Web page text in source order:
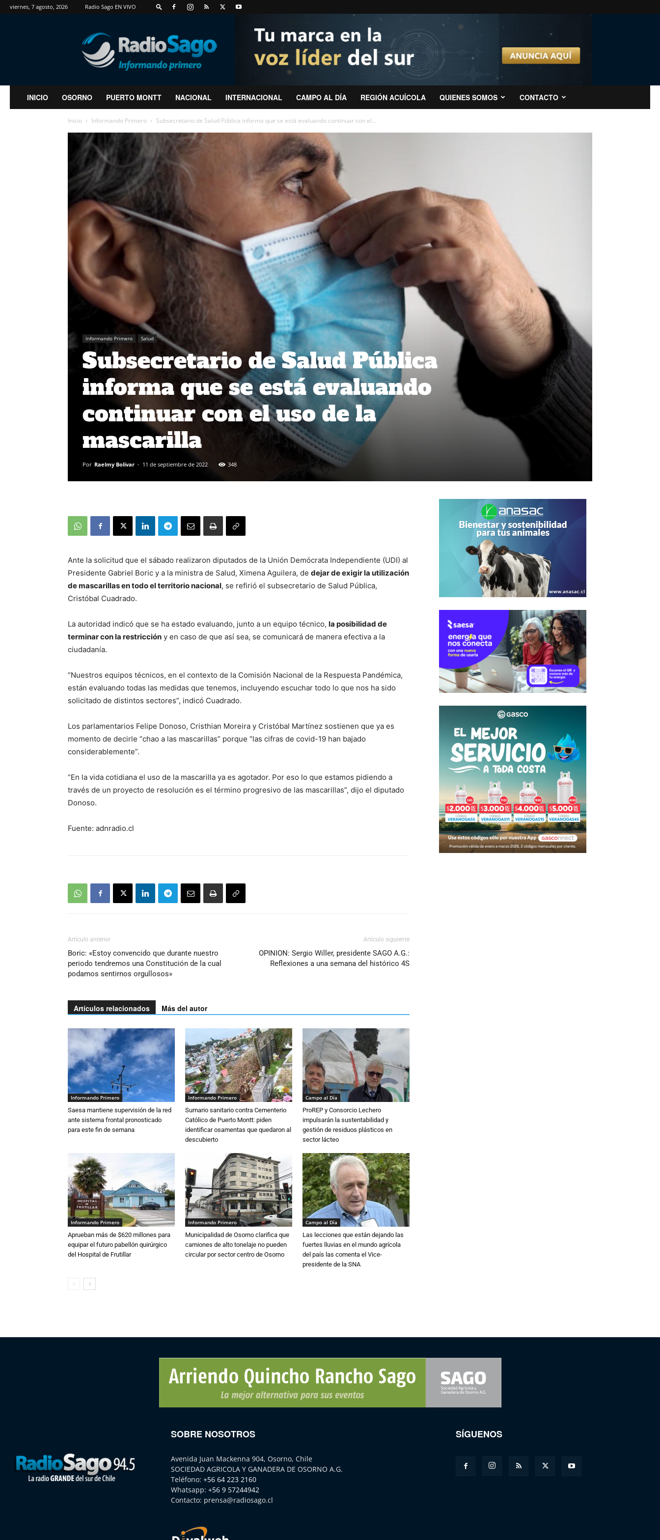
viernes, 7 agosto, 2026 Radio Sago EN VIVO
RadioSago
INICIO OSORNO PUERTO MONTT NACIONAL INTERNACIONAL CAMPO AL DÍA REGIÓN ACUÍCOLA QUIENES SOMOS CONTACTO
Inicio Informando Primero Subsecretario de Salud Pública informa que se está evaluando continuar con el...
Informando Primero Salud
Subsecretario de Salud Pública
informa que se está evaluando
continuar con el uso de la
mascarilla
Por Raelmy Bolivar - 11 de septiembre de 2022 348
Ante la solicitud que el sábado realizaron diputados de la Unión Demócrata Independiente (UDI) al
Presidente Gabriel Boric y a la ministra de Salud, Ximena Aguilera, de dejar de exigir la utilización
de mascarillas en todo el territorio nacional, se refirió el subsecretario de Salud Pública,
Cristóbal Cuadrado.
La autoridad indicó que se ha estado evaluando, junto a un equipo técnico, la posibilidad de
terminar con la restricción y en caso de que así sea, se comunicará de manera efectiva a la
ciudadanía.
“Nuestros equipos técnicos, en el contexto de la Comisión Nacional de la Respuesta Pandémica,
están evaluando todas las medidas que tenemos, incluyendo escuchar todo lo que nos ha sido
solicitado de distintos sectores”, indicó Cuadrado.
Los parlamentarios Felipe Donoso, Cristhian Moreira y Cristóbal Martínez sostienen que ya es
momento de decirle “chao a las mascarillas” porque “las cifras de covid-19 han bajado
considerablemente”.
“En la vida cotidiana el uso de la mascarilla ya es agotador. Por eso lo que estamos pidiendo a
través de un proyecto de resolución es el término progresivo de las mascarillas”, dijo el diputado
Donoso.
Fuente: adnradio.cl
Artículo anterior
Boric: «Estoy convencido que durante nuestro
periodo tendremos una Constitución de la cual
podamos sentirnos orgullosos»
Artículo siguiente
OPINION: Sergio Willer, presidente SAGO A.G.:
Reflexiones a una semana del histórico 4S
Artículos relacionados Más del autor
Informando Primero
Saesa mantiene supervisión de la red
ante sistema frontal pronosticado
para este fin de semana
Informando Primero
Sumario sanitario contra Cementerio
Católico de Puerto Montt: piden
identificar osamentas que quedaron al
descubierto
Campo al Día
ProREP y Consorcio Lechero
impulsarán la sustentabilidad y
gestión de residuos plásticos en
sector lácteo
Informando Primero
Aprueban más de $620 millones para
equipar el futuro pabellón quirúrgico
del Hospital de Frutillar
Informando Primero
Municipalidad de Osorno clarifica que
camiones de alto tonelaje no pueden
circular por sector centro de Osorno
Campo al Día
Las lecciones que están dejando las
fuertes lluvias en el mundo agrícola
del país las comenta el Vice-
presidente de la SNA
SOBRE NOSOTROS
Avenida Juan Mackenna 904, Osorno, Chile
SOCIEDAD AGRICOLA Y GANADERA DE OSORNO A.G.
Teléfono: +56 64 223 2160
Whatsapp: +56 9 57244942
Contacto: prensa@radiosago.cl
SÍGUENOS